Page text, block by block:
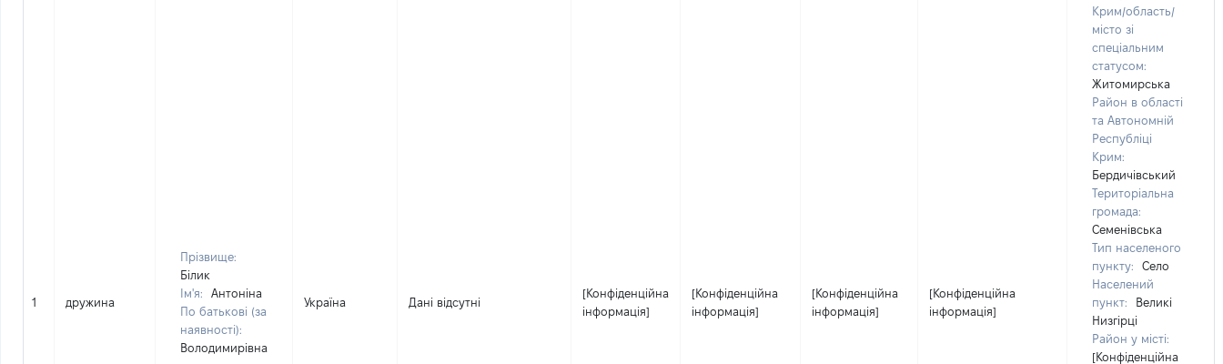
1 дружина
Прізвище:
Білик
Ім'я:
Антоніна
По батькові (за
наявності):
Володимирівна
Україна Дані відсутні
[Конфіденційна
інформація]
[Конфіденційна
інформація]
[Конфіденційна
інформація]
[Конфіденційна
інформація]
Крим/область/
місто зі
спеціальним
статусом:
Житомирська
Район в області
та Автономній
Республіці
Крим:
Бердичівський
Територіальна
громада:
Семенівська
Тип населеного
пункту:
Село
Населений
пункт:
Великі
Низгірці
Район у місті:
[Конфіденційна